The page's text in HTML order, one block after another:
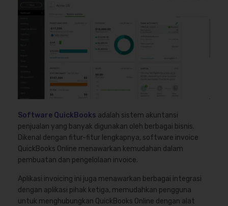
Software QuickBooks adalah sistem akuntansi
penjualan yang banyak digunakan oleh berbagai bisnis.
Dikenal dengan fitur-fitur lengkapnya, software invoice
QuickBooks Online menawarkan kemudahan dalam
pembuatan dan pengelolaan invoice.
Aplikasi invoicing ini juga menawarkan berbagai integrasi
dengan aplikasi pihak ketiga, memudahkan pengguna
untuk menghubungkan QuickBooks Online dengan alat